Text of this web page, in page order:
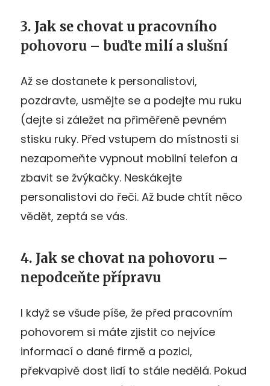
3. Jak se chovat u pracovního
pohovoru – buďte milí a slušní
Až se dostanete k personalistovi,
pozdravte, usmějte se a podejte mu ruku
(dejte si záležet na přiměřeně pevném
stisku ruky. Před vstupem do místnosti si
nezapomeňte vypnout mobilní telefon a
zbavit se žvýkačky. Neskákejte
personalistovi do řeči. Až bude chtít něco
vědět, zeptá se vás.
4. Jak se chovat na pohovoru –
nepodceňte přípravu
I když se všude píše, že před pracovním
pohovorem si máte zjistit co nejvíce
informací o dané firmě a pozici,
překvapivě dost lidí to stále nedělá. Pokud